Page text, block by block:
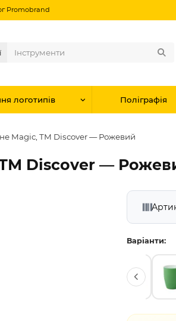
Promobrand
логотипів Поліграфія
Magic, ТМ Discover — Рожевий
ТМ Discover —
Варіанти: